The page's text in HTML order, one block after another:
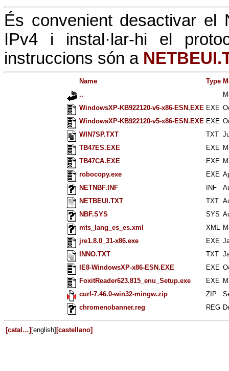
És convenient desactivar el
IPv4 i instal·lar-hi el
instruccions són a
Name Type
..
WindowsXP-KB922120-v6-x86-ESN.EXE EXE
WindowsXP-KB922120-v5-x86-ESN.EXE EXE
WIN7SP.TXT
TXT
TB47ES.EXE
EXE
TB47CA.EXE
EXE
robocopy.exe
EXE
NETNBF.INF
INF
NETBEUI.TXT
TXT
NBF.SYS
SYS
mts_lang_es_es.xml
XML
jre1.8.0_31-x86.exe
EXE
INNO.TXT
TXT
IE8-WindowsXP-x86-ESN.EXE
EXE
FoxitReader623.815_enu_Setup.exe
EXE
curl-7.46.0-win32-mingw.zip
ZIP
chromenobanner.reg
REG
[catal…][english][castellano]